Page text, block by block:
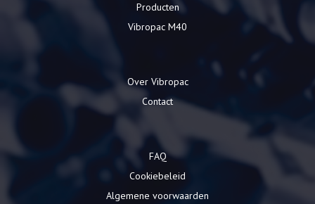
Producten
Vibropac M40
Over Vibropac
Contact
FAQ
Cookiebeleid
Algemene voorwaarden